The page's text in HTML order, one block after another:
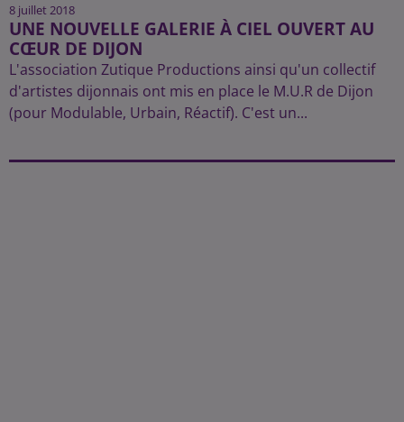
8 juillet 2018
UNE NOUVELLE GALERIE À CIEL OUVERT AU
CŒUR DE DIJON
L'association Zutique Productions ainsi qu'un collectif
d'artistes dijonnais ont mis en place le M.U.R de Dijon
(pour Modulable, Urbain, Réactif). C'est un...